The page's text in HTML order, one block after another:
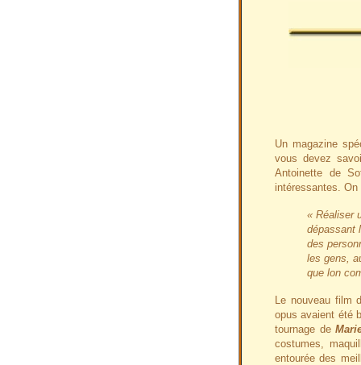
Un magazine
vous devez
Antoinette de
intéressantes.
« Réaliser
dépassant
des
les gens,
que lon
Le nouveau film
opus avaient été
tournage de
costumes,
entourée des